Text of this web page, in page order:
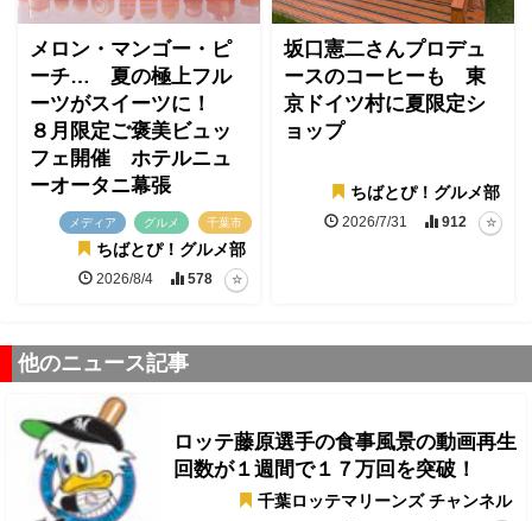
メロン・マンゴー・ピ
ーチ… 夏の極上フル
ーツがスイーツに！
８月限定ご褒美ビュッ
フェ開催 ホテルニュ
ーオータニ幕張
メディア グルメ 千葉市
ちばとぴ！グルメ部
2026/8/4 578
坂口憲二さんプロデュ
ースのコーヒーも 東
京ドイツ村に夏限定シ
ョップ
ちばとぴ！グルメ部
2026/7/31 912
他のニュース記事
ロッテ藤原選手の食事風景の動画再生
回数が１週間で１７万回を突破！
千葉ロッテマリーンズ チャンネル